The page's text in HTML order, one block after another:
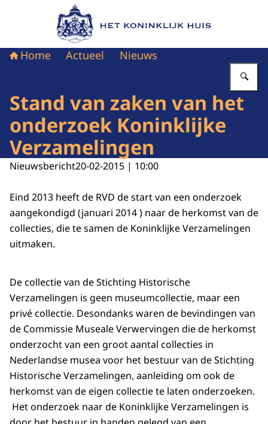
Naar de homepage van Het Koninklijk Huis
Home Actueel Nieuws
Stand van zaken van het
onderzoek Koninklijke
Verzamelingen
Nieuwsbericht20-02-2015 | 10:00
Eind 2013 heeft de RVD de start van een onderzoek
aangekondigd (januari 2014 ) naar de herkomst van de
collecties, die te samen de Koninklijke Verzamelingen
uitmaken.
De collectie van de Stichting Historische
Verzamelingen is geen museumcollectie, maar een
privé collectie. Desondanks waren de bevindingen van
de Commissie Museale Verwervingen die de herkomst
onderzocht van een groot aantal collecties in
Nederlandse musea voor het bestuur van de Stichting
Historische Verzamelingen, aanleiding om ook de
herkomst van de eigen collectie te laten onderzoeken.
Het onderzoek naar de Koninklijke Verzamelingen is